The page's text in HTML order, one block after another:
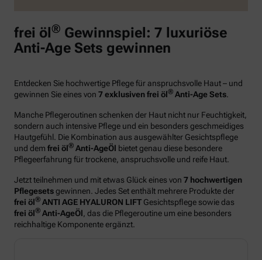
frei öl ® Gewinnspiel: 7 luxuriöse
Anti-Age Sets gewinnen
Entdecken Sie hochwertige Pflege für anspruchsvolle Haut – und
gewinnen Sie eines von 7 exklusiven frei öl® Anti-Age Sets
Manche Pflegeroutinen schenken der Haut nicht nur Feuchtigkeit,
sondern auch intensive Pflege und ein besonders geschmeidiges
Hautgefühl. Die Kombination aus ausgewählter Gesichtspflege
und dem frei öl® Anti-AgeÖl bietet genau diese besondere
Pflegeerfahrung für trockene, anspruchsvolle und reife Haut.
Jetzt teilnehmen und mit etwas Glück eines von 7 hochwertigen
Pflegesetsgewinnen. Jedes Set enthält mehrere Produkte der
frei öl® ANTI AGE HYALURON LIFT Gesichtspflege sowie das
frei öl® Anti-AgeÖl , das die Pflegeroutine um eine besonders
reichhaltige Komponente ergänzt.